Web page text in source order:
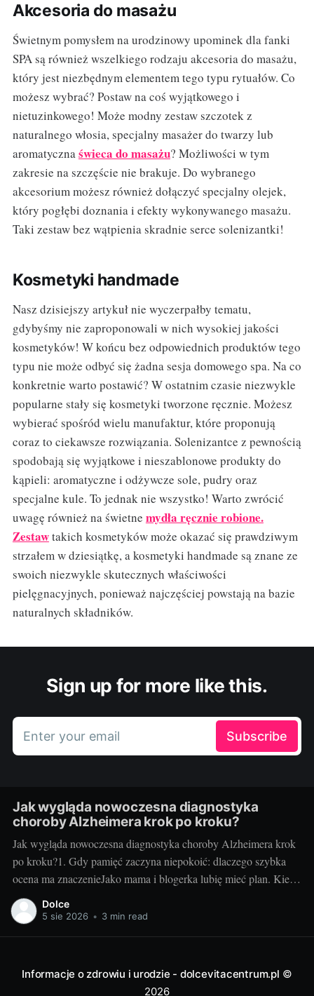
Akcesoria do masażu
Świetnym pomysłem na urodzinowy upominek dla fanki
SPA są również wszelkiego rodzaju akcesoria do masażu,
który jest niezbędnym elementem tego typu rytuałów. Co
możesz wybrać? Postaw na coś wyjątkowego i
nietuzinkowego! Może modny zestaw szczotek z
naturalnego włosia, specjalny masażer do twarzy lub
aromatycznaświeca do masażu? Możliwości w tym
zakresie na szczęście nie brakuje. Do wybranego
akcesorium możesz również dołączyć specjalny olejek,
który pogłębi doznania i efekty wykonywanego masażu.
Taki zestaw bez wątpienia skradnie serce solenizantki!
Kosmetyki handmade
Nasz dzisiejszy artykuł nie wyczerpałby tematu,
gdybyśmy nie zaproponowali w nich wysokiej jakości
kosmetyków! W końcu bez odpowiednich produktów tego
typu nie może odbyć się żadna sesja domowego spa. Na co
konkretnie warto postawić? W ostatnim czasie niezwykle
popularne stały się kosmetyki tworzone ręcznie. Możesz
wybierać spośród wielu manufaktur, które proponują
coraz to ciekawsze rozwiązania. Solenizantce z pewnością
spodobają się wyjątkowe i nieszablonowe produkty do
kąpieli: aromatyczne i odżywcze sole, pudry oraz
specjalne kule. To jednak nie wszystko! Warto zwrócić
uwagę również na świetne mydła ręcznie robione.
Zestawtakich kosmetyków może okazać się prawdziwym
strzałem w dziesiątkę, a kosmetyki handmade są znane ze
swoich niezwykle skutecznych właściwości
pielęgnacyjnych, ponieważ najczęściej powstają na bazie
naturalnych składników.
Sign up for more like this.
Enter your email Subscribe
Jak wygląda nowoczesna diagnostyka
choroby Alzheimera krok po kroku?
Jak wygląda nowoczesna diagnostyka choroby Alzheimera krok
po kroku?1. Gdy pamięć zaczyna niepokoić: dlaczego szybka
ocena ma znaczenieJako mama i blogerka lubię mieć plan. Kiedy
u mojej cioci zaczęły się „drobne” zgubienia terminów i
powtarzanie tych samych pytań, myślałam: zmęczenie, stres. Ale
Dolce
5 sie 2026 • 3 min read
Informacje o zdrowiu i urodzie - dolcevitacentrum.pl ©
2026